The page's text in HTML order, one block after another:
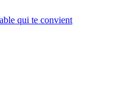
qui te convient